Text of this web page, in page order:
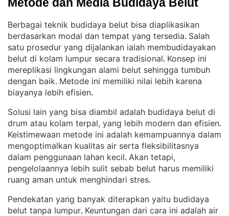
Berbagai teknik budidaya belut bisa diaplikasikan
berdasarkan modal dan tempat yang tersedia. Salah
satu prosedur yang dijalankan ialah membudidayakan
belut di kolam lumpur secara tradisional. Konsep ini
mereplikasi lingkungan alami belut sehingga tumbuh
dengan baik. Metode ini memiliki nilai lebih karena
biayanya lebih efisien.
Solusi lain yang bisa diambil adalah budidaya belut di
drum atau kolam terpal, yang lebih modern dan efisien
Keistimewaan metode ini adalah kemampuannya dalam
mengoptimalkan kualitas air serta fleksibilitasnya
dalam penggunaan lahan kecil. Akan tetapi,
pengelolaannya lebih sulit sebab belut harus memiliki
ruang aman untuk menghindari stres.
Pendekatan yang banyak diterapkan yaitu budidaya
belut tanpa lumpur. Keuntungan dari cara ini adalah air